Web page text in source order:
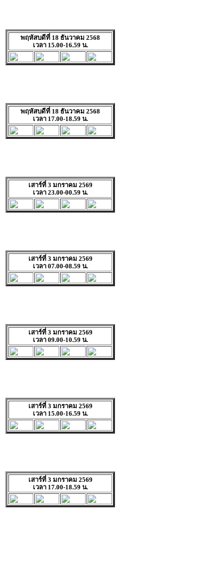
พฤหัสบดีที่ 18 ธันวาคม 2568
เวลา 15.00-16.59 น.
พฤหัสบดีที่ 18 ธันวาคม 2568
เวลา 17.00-18.59 น.
เสาร์ที่ 3 มกราคม 2569
เวลา 23.00-00.59 น.
เสาร์ที่ 3 มกราคม 2569
เวลา 07.00-08.59 น.
เสาร์ที่ 3 มกราคม 2569
เวลา 09.00-10.59 น.
เสาร์ที่ 3 มกราคม 2569
เวลา 15.00-16.59 น.
เสาร์ที่ 3 มกราคม 2569
เวลา 17.00-18.59 น.